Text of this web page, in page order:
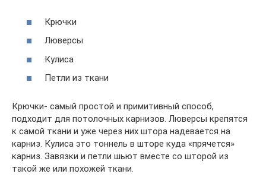
Крючки
Люверсы
Кулиса
Петли из ткани
Крючки- самый простой и примитивный способ,
подходит для потолочных карнизов. Люверсы крепятся
к самой ткани и уже через них штора надевается на
карниз. Кулиса это тоннель в шторе куда «прячется»
карниз. Завязки и петли шьют вместе со шторой из
такой же или похожей ткани.